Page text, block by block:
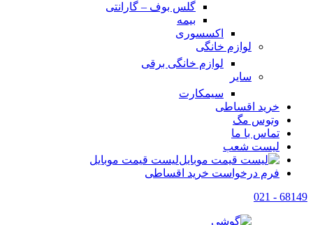
گلس بوف – گارانتی
بیمه
اکسسوری
لوازم خانگی
لوازم خانگی برقی
سایر
سیمکارت
خرید اقساطی
وتوس مگ
تماس با ما
لیست شعب
لیست قیمت موبایل
فرم درخواست خرید اقساطی
68149 - 021